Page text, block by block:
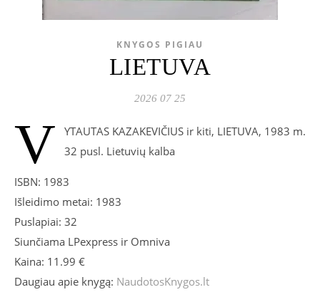
KNYGOS PIGIAU
LIETUVA
2026 07 25
V
YTAUTAS KAZAKEVIČIUS ir kiti, LIETUVA, 1983 m.
32 pusl. Lietuvių kalba
ISBN: 1983
Išleidimo metai: 1983
Puslapiai: 32
Siunčiama LPexpress ir Omniva
Kaina: 11.99 €
Daugiau apie knygą: NaudotosKnygos.lt